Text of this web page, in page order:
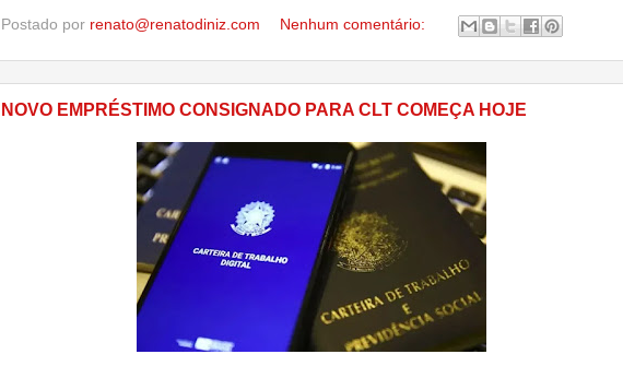
Postado por renato@renatodiniz.com Nenhum comentário:
NOVO EMPRÉSTIMO CONSIGNADO PARA CLT COMEÇA HOJE